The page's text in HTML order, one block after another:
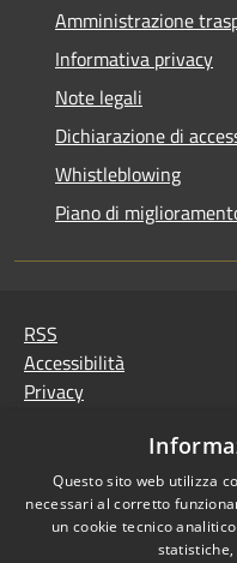
Amministrazione
Informativa privacy
Note legali
Dichiarazione di
Whistleblowing
Piano di
RSS
Accessibilità
Privacy
Questo sito web utilizza
necessari al corretto
un cookie tecnico